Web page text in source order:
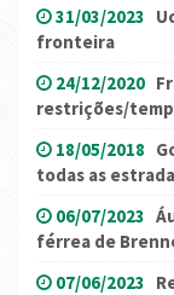
31/03/2023
fronteira
24/12/2020
restrições/
18/05/2018
todas as
06/07/2023
férrea de
07/06/2023